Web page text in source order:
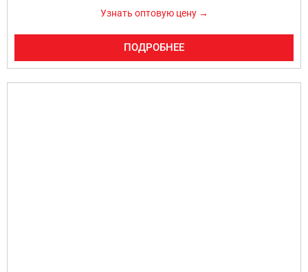
Узнать оптовую цену →
ПОДРОБНЕЕ